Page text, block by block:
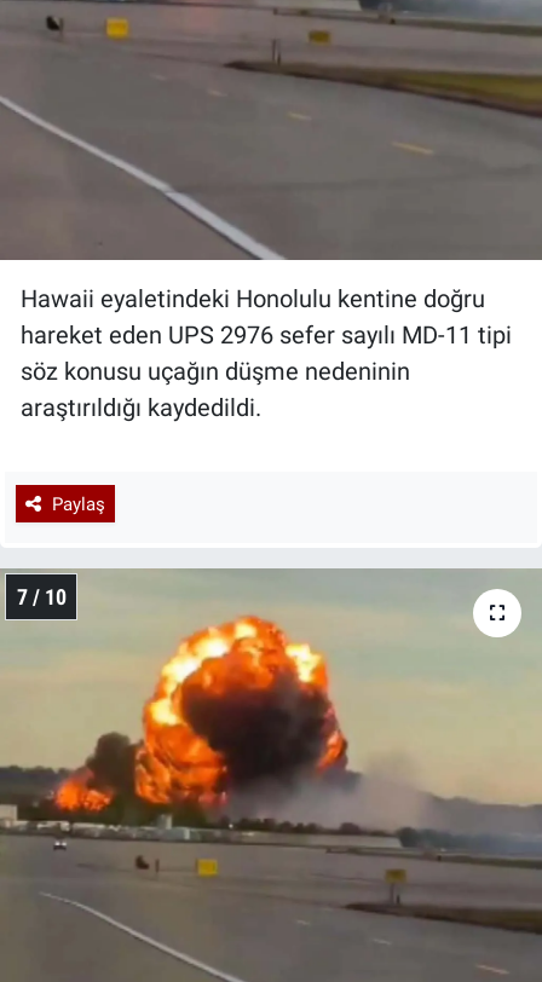
Hawaii eyaletindeki Honolulu kentine doğru
hareket eden UPS 2976 sefer sayılı MD-11 tipi
söz konusu uçağın düşme nedeninin
araştırıldığı kaydedildi.
Paylaş
7 / 10